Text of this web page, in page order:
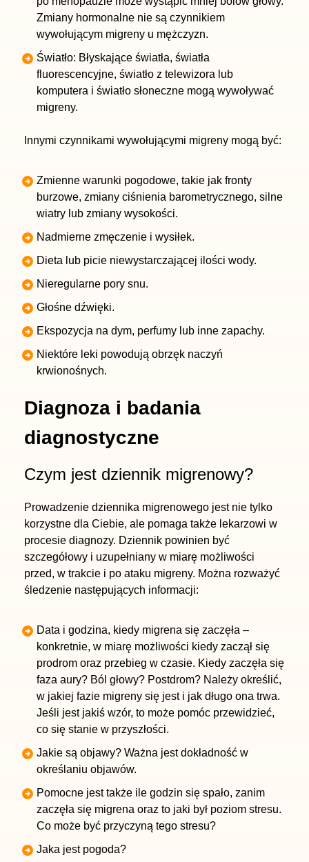
Zmiany hormonalne nie są czynnikiem
wywołującym migreny u mężczyzn.
Światło: Błyskające światła, światła
fluorescencyjne, światło z telewizora lub
komputera i światło słoneczne mogą wywoływać
migreny.
Innymi czynnikami wywołującymi migreny mogą być:
Zmienne warunki pogodowe, takie jak fronty
burzowe, zmiany ciśnienia barometrycznego, silne
wiatry lub zmiany wysokości.
Nadmierne zmęczenie i wysiłek.
Dieta lub picie niewystarczającej ilości wody.
Nieregularne pory snu.
Głośne dźwięki.
Ekspozycja na dym, perfumy lub inne zapachy.
Niektóre leki powodują obrzęk naczyń
krwionośnych.
Diagnoza i badania
diagnostyczne
Czym jest dziennik migrenowy?
Prowadzenie dziennika migrenowego jest nie tylko
korzystne dla Ciebie, ale pomaga także lekarzowi w
procesie diagnozy. Dziennik powinien być
szczegółowy i uzupełniany w miarę możliwości
przed, w trakcie i po ataku migreny. Można rozważyć
śledzenie następujących informacji:
Data i godzina, kiedy migrena się zaczęła –
konkretnie, w miarę możliwości kiedy zaczął się
prodrom oraz przebieg w czasie. Kiedy zaczęła się
faza aury? Ból głowy? Postdrom? Należy określić,
w jakiej fazie migreny się jest i jak długo ona trwa.
Jeśli jest jakiś wzór, to może pomóc przewidzieć,
co się stanie w przyszłości.
Jakie są objawy? Ważna jest dokładność w
określaniu objawów.
Pomocne jest także ile godzin się spało, zanim
zaczęła się migrena oraz to jaki był poziom stresu.
Co może być przyczyną tego stresu?
Jaka jest pogoda?